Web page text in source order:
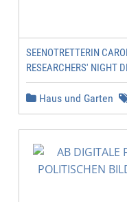
SEENOTRETTERIN
RESEARCHERS' NIGHT
Haus und Garten